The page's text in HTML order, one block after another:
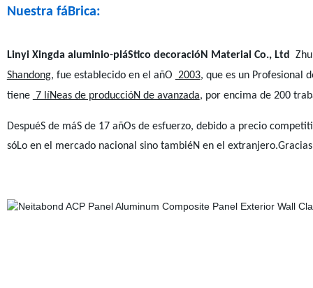
Nuestra fáBrica:
Linyi Xingda aluminio-pláStico decoracióN Material Co., Ltd
Shandong, fue establecido en el añO 2003, que es un Profesional
tiene 7 líNeas de produccióN de avanzada, por encima de 200
DespuéS de máS de 17 añOs de esfuerzo, debido a precio
sóLo en el mercado nacional sino tambiéN en el